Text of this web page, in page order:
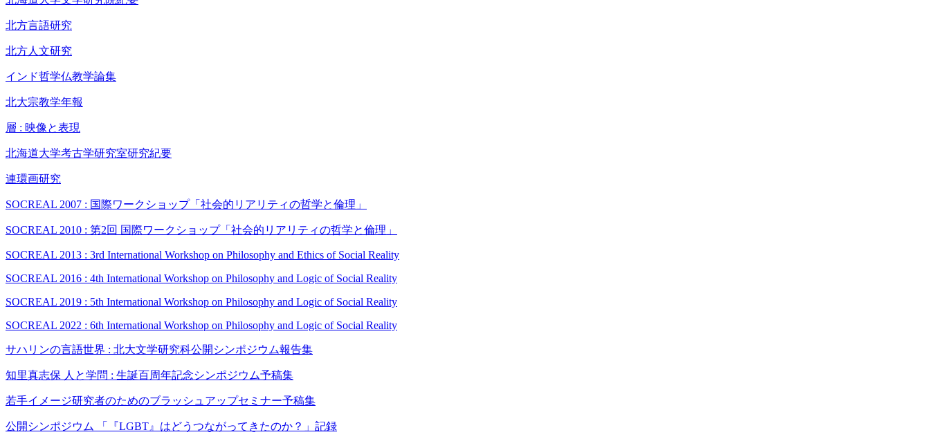
北方言語研究
北方人文研究
インド哲学仏教学論集
北大宗教学年報
層 : 映像と表現
北海道大学考古学研究室研究紀要
連環画研究
SOCREAL 2007 : 国際ワークショップ「社会的リアリティの哲学と倫理」
SOCREAL 2010 : 第2回 国際ワークショップ「社会的リアリティの哲学と倫理」
SOCREAL 2013 : 3rd International Workshop on Philosophy and Ethics of Social Reality
SOCREAL 2016 : 4th International Workshop on Philosophy and Logic of Social Reality
SOCREAL 2019 : 5th International Workshop on Philosophy and Logic of Social Reality
SOCREAL 2022 : 6th International Workshop on Philosophy and Logic of Social Reality
サハリンの言語世界 : 北大文学研究科公開シンポジウム報告集
知里真志保 人と学問 : 生誕百周年記念シンポジウム予稿集
若手イメージ研究者のためのブラッシュアップセミナー予稿集
公開シンポジウム 「『LGBT』はどうつながってきたのか？」記録